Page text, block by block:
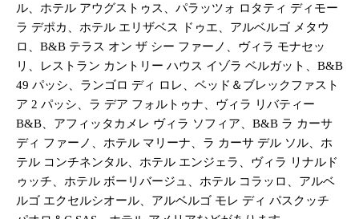
ル、ホテル アウグストゥス、パラッツォ ロタティ ディモー
ラ デポカ、ホテル エリザベス ドゥエ、アルベルゴ メタウ
ロ、B&B テラス オン ザ シー ファーノ、ヴィラ モナセッ
リ、レストラン カントリー ハウス イゾラ ベルガット、B&B
49 パッシ、ランゴロ ディ ロレ、ベッド＆ブレックファスト
ア 2 パッシ、ラ デア フォルトゥナ、ヴィラ リバティー
B&B、アフィッタカメレ ヴィラ ソフィア、B&B ラ カーサ
ディ ファーノ、ホテル マリーナ、ラ カーサ デル ソル、ホ
テル コンチネンタル、ホテル エンジェラ、ヴィラ リナルド
ゥッチ、ホテル ボーリバージュ、ホテル コラッロ、アルベ
ルゴ エクセルシオール、アルベルゴ モレ ディ パスクッチ